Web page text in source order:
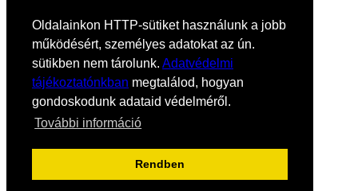
Oldalainkon HTTP-sütiket használunk a jobb
működésért, személyes adatokat az ún.
sütikben nem tárolunk. Adatvédelmi
tájékoztatónkban megtalálod, hogyan
gondoskodunk adataid védelméről.
További információ
Rendben
Valentin nap
Vallási utak
Városlátogatás
Városlátogatás egyénileg
Velencei karnevál
Vidéki felszállással
Wellness
Zene tematika
Süti cookie tájekoztató
Adatvédelmi tájekoztató
Altalanos szerzodesi feltetelek